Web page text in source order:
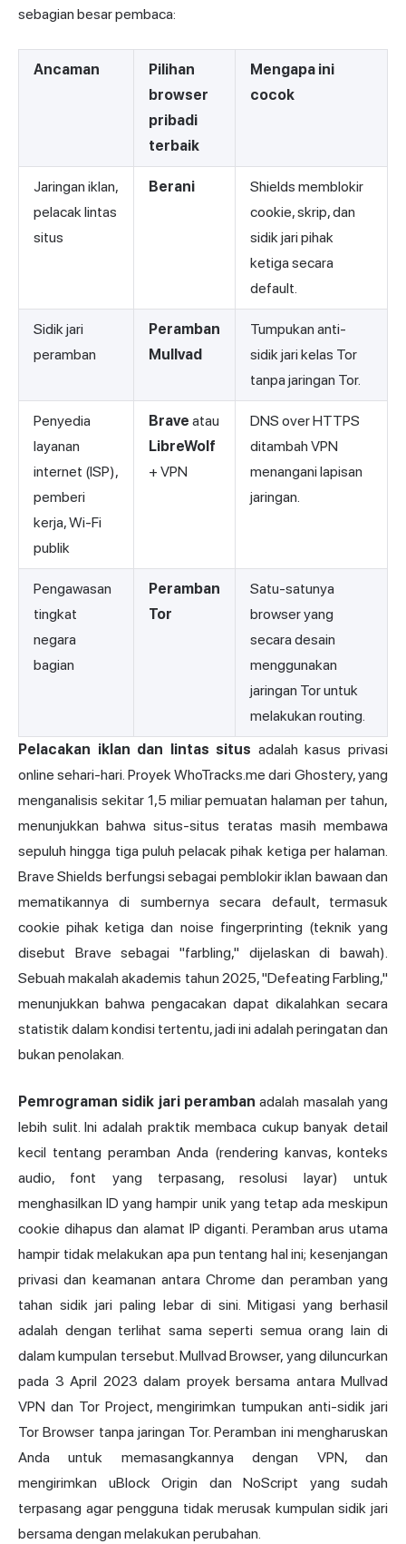
sebagian besar pembaca:
Ancaman
Pilihan
browser
pribadi
terbaik
Mengapa ini
cocok
Jaringan iklan,
pelacak lintas
situs
Berani
Shields memblokir
cookie, skrip, dan
sidik jari pihak
ketiga secara
default.
Sidik jari
peramban
Peramban
Mullvad
Tumpukan anti-
sidik jari kelas Tor
tanpa jaringan Tor.
Penyedia
layanan
internet (ISP),
pemberi
kerja, Wi-Fi
publik
Brave atau
LibreWolf
+ VPN
DNS over HTTPS
ditambah VPN
menangani lapisan
jaringan.
Pengawasan
tingkat
negara
bagian
Peramban
Tor
Satu-satunya
browser yang
secara desain
menggunakan
jaringan Tor untuk
melakukan routing.
Pelacakan iklan dan lintas situs adalah kasus privasi
online sehari-hari. Proyek WhoTracks.me dari Ghostery, yang
menganalisis sekitar 1,5 miliar pemuatan halaman per tahun,
menunjukkan bahwa situs-situs teratas masih membawa
sepuluh hingga tiga puluh pelacak pihak ketiga per halaman.
Brave Shields berfungsi sebagai pemblokir iklan bawaan dan
mematikannya di sumbernya secara default, termasuk
cookie pihak ketiga dan noise fingerprinting (teknik yang
disebut Brave sebagai "farbling," dijelaskan di bawah).
Sebuah makalah akademis tahun 2025, "Defeating Farbling,"
menunjukkan bahwa pengacakan dapat dikalahkan secara
statistik dalam kondisi tertentu, jadi ini adalah peringatan dan
bukan penolakan.
Pemrograman sidik jari peramban adalah masalah yang
lebih sulit. Ini adalah praktik membaca cukup banyak detail
kecil tentang peramban Anda (rendering kanvas, konteks
audio, font yang terpasang, resolusi layar) untuk
menghasilkan ID yang hampir unik yang tetap ada meskipun
cookie dihapus dan alamat IP diganti. Peramban arus utama
hampir tidak melakukan apa pun tentang hal ini; kesenjangan
privasi dan keamanan antara Chrome dan peramban yang
tahan sidik jari paling lebar di sini. Mitigasi yang berhasil
adalah dengan terlihat sama seperti semua orang lain di
dalam kumpulan tersebut.Mullvad Browser, yang diluncurkan
pada 3 April 2023 dalam proyek bersama antara Mullvad
VPN dan Tor Project, mengirimkan tumpukan anti-sidik jari
Tor Browser tanpa jaringan Tor. Peramban ini mengharuskan
Anda untuk memasangkannya dengan VPN, dan
mengirimkan uBlock Origin dan NoScript yang sudah
terpasang agar pengguna tidak merusak kumpulan sidik jari
bersama dengan melakukan perubahan.